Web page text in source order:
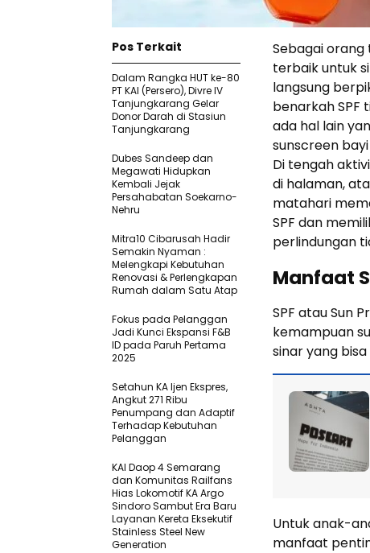
Sebagai
terbaik untuk
langsung
benarkah SPF
ada hal lain
sunscreen
Di tengah
di halaman,
matahari
SPF dan
perlindungan
Manfaat
SPF atau Sun
kemampuan
sinar yang
Untuk anak-
manfaat
Pos Terkait
Dalam Rangka HUT ke-80
PT KAI (Persero), Divre IV
Tanjungkarang Gelar
Donor Darah di Stasiun
Tanjungkarang
Dubes Sandeep dan
Megawati Hidupkan
Kembali Jejak
Persahabatan Soekarno-
Nehru
Mitra10 Cibarusah Hadir
Semakin Nyaman :
Melengkapi Kebutuhan
Renovasi & Perlengkapan
Rumah dalam Satu Atap
Fokus pada Pelanggan
Jadi Kunci Ekspansi F&B
ID pada Paruh Pertama
2025
Setahun KA Ijen Ekspres,
Angkut 271 Ribu
Penumpang dan Adaptif
Terhadap Kebutuhan
Pelanggan
KAI Daop 4 Semarang
dan Komunitas Railfans
Hias Lokomotif KA Argo
Sindoro Sambut Era Baru
Layanan Kereta Eksekutif
Stainless Steel New
Generation